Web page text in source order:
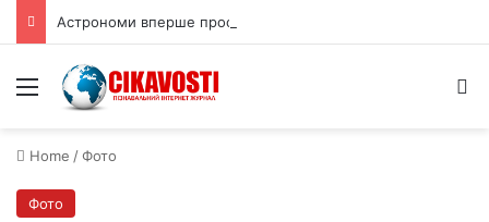
Menu
Home /Фото
Фото